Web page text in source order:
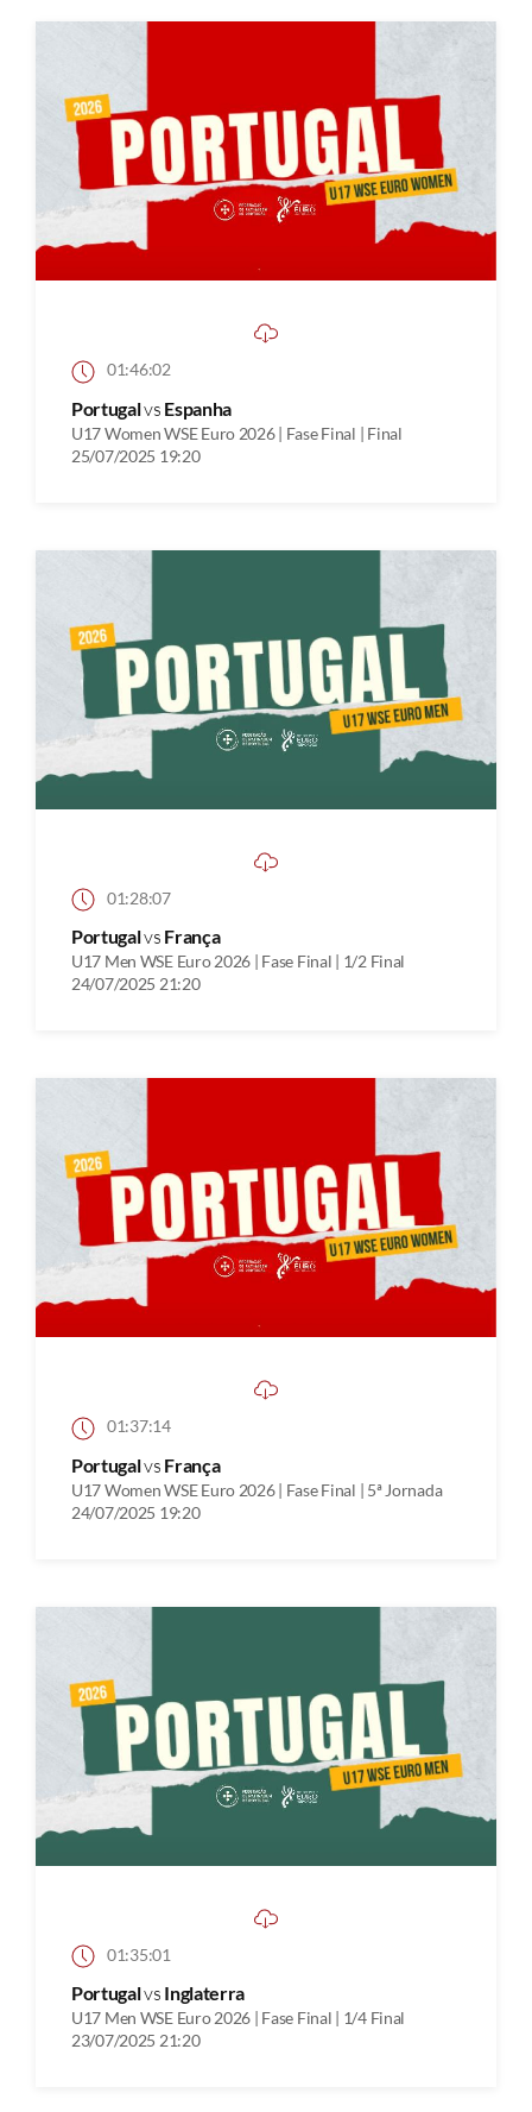
01:46:02
Portugalvs Espanha
U17 Women WSE Euro 2026 | Fase Final | Final
25/07/2025 19:20
01:28:07
Portugalvs França
U17 Men WSE Euro 2026 | Fase Final | 1/2 Final
24/07/2025 21:20
01:37:14
Portugalvs França
U17 Women WSE Euro 2026 | Fase Final | 5ª Jornada
24/07/2025 19:20
01:35:01
Portugalvs Inglaterra
U17 Men WSE Euro 2026 | Fase Final | 1/4 Final
23/07/2025 21:20